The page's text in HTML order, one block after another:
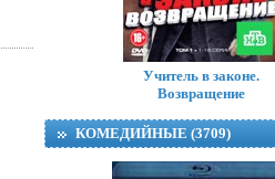
Учитель в законе.
Возвращение
КОМЕДИЙНЫЕ (3709)